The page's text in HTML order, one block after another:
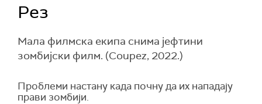
Рез
Мала филмска екипа снима јефтини
зомбијски филм. (Coupez, 2022.)
Проблеми настану када почну да их нападају
прави зомбији.